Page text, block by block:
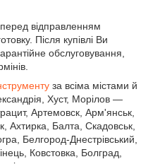
перед відправленням
Після купівлі Ви
обслуговування,
за всіма містами й
Хуст, Морілов —
Артемовск, Арм'янськ,
Ахтирка, Балта, Скадовськ,
Белгород-Днестрівський,
Ковстовка, Болград,